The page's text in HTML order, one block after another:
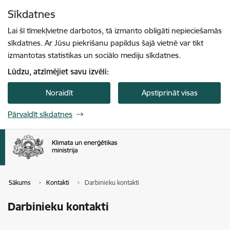
Sīkdatnes
Lai šī tīmekļvietne darbotos, tā izmanto obligāti nepieciešamās
sīkdatnes. Ar Jūsu piekrišanu papildus šajā vietnē var tikt
izmantotas statistikas un sociālo mediju sīkdatnes.
Lūdzu, atzīmējiet savu izvēli:
Noraidīt Apstiprināt visas
Pārvaldīt sīkdatnes
Sākums Kontakti Darbinieku kontakti
Darbinieku kontakti